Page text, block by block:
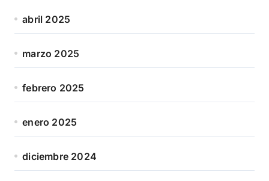
abril 2025
marzo 2025
febrero 2025
enero 2025
diciembre 2024